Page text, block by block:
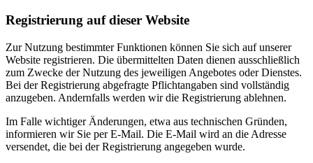
Registrierung auf dieser Website
Zur Nutzung bestimmter Funktionen können Sie sich auf unserer
Website registrieren. Die übermittelten Daten dienen ausschließlich
zum Zwecke der Nutzung des jeweiligen Angebotes oder Dienstes.
Bei der Registrierung abgefragte Pflichtangaben sind vollständig
anzugeben. Andernfalls werden wir die Registrierung ablehnen.
Im Falle wichtiger Änderungen, etwa aus technischen Gründen,
informieren wir Sie per E-Mail. Die E-Mail wird an die Adresse
versendet, die bei der Registrierung angegeben wurde.